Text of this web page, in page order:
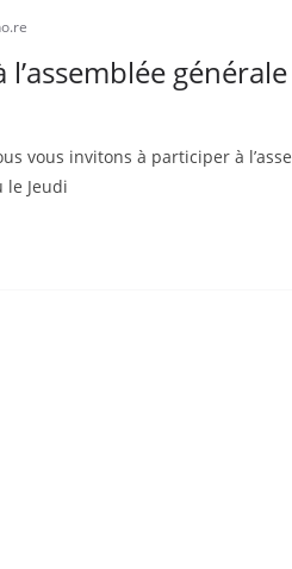
l’assemblée
vous invitons à participer à
le Jeudi